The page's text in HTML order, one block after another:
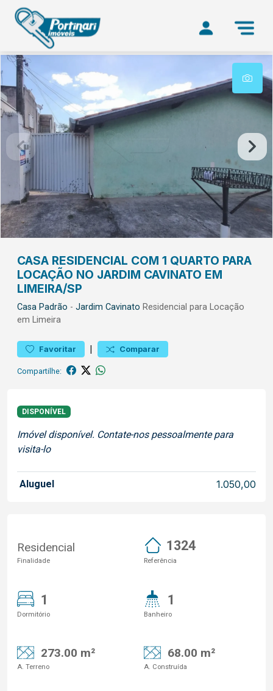
CASA RESIDENCIAL COM 1 QUARTO PARA
LOCAÇÃO NO JARDIM CAVINATO EM
LIMEIRA/SP
Casa Padrão - Jardim Cavinato Residencial para Locação
em Limeira
Favoritar | Comparar
Compartilhe:
DISPONÍVEL
Imóvel disponível. Contate-nos pessoalmente para
visita-lo
Aluguel 1.050,00
Residencial
Finalidade
1324
Referência
1
Dormitório
1
Banheiro
273.00 m²
A. Terreno
68.00 m²
A. Construída